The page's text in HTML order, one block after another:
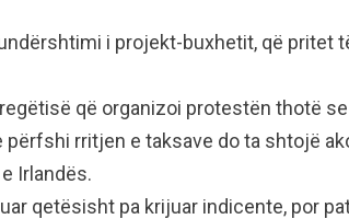
i projekt-buxhetit, që pritet
që organizoi protestën thotë
rritjen e taksave do ta shtojë
Irlandës.
qetësisht pa krijuar indicente, por